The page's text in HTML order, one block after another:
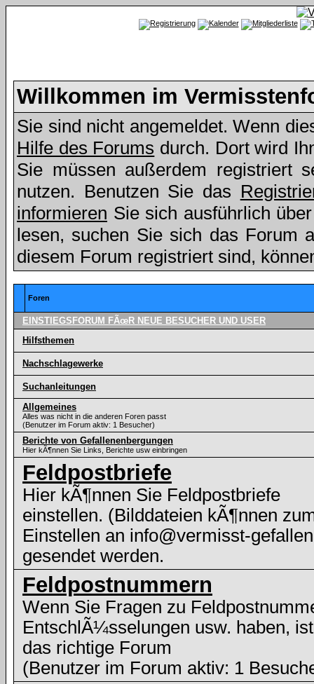
Willkommen im
Sie sind nicht angemeldet. Wenn
Hilfe des Forums durch. Dort wird
Sie müssen außerdem registriert
nutzen. Benutzen Sie das
informieren Sie sich ausführlich
lesen, suchen Sie sich das Forum
diesem Forum registriert sind,
Foren
EINSTIEGSFORUM FÃœR NEUE BESUCHER UND USER
Hilfsthemen
Nachschlagewerke
Suchanleitungen
Allgemeines
Alles was nicht in die anderen Foren passt
(Benutzer im Forum aktiv: 1 Besucher)
Berichte von Gefallenenbergungen
Hier kÃ¶nnen Sie Links, Berichte usw einbringen
Feldpostbriefe
Hier kÃ¶nnen Sie Feldpostbriefe
einstellen. (Bilddateien kÃ¶nnen
Einstellen an info@vermisst-
gesendet werden.
Feldpostnummern
Wenn Sie Fragen zu
EntschlÃ¼sselungen usw. haben,
das richtige Forum
(Benutzer im Forum aktiv: 1